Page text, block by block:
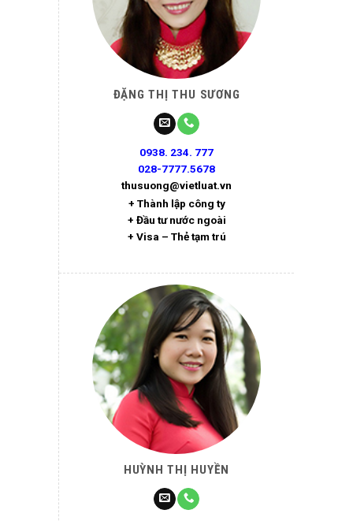
ĐẶNG THỊ THU SƯƠNG
0938. 234. 777
028-7777.5678
thusuong@vietluat.vn
+ Thành lập công ty
+ Đầu tư nước ngoài
+ Visa – Thẻ tạm trú
HUỲNH THỊ HUYỀN